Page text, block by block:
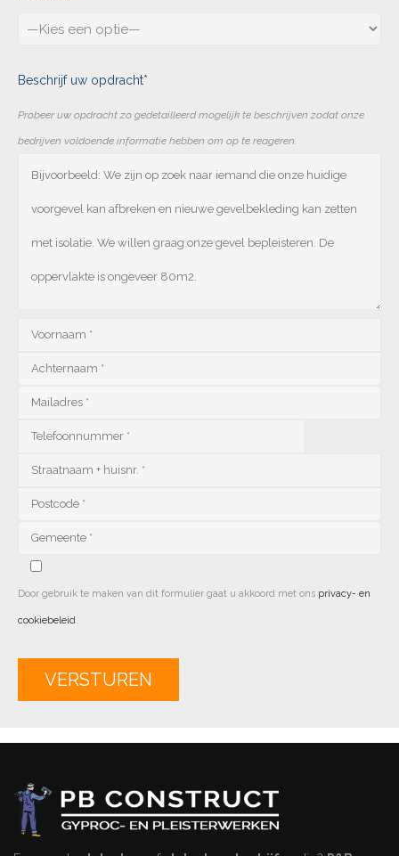
Beschrijf uw opdracht*
Probeer uw opdracht zo gedetailleerd mogelijk te beschrijven zodat onze
bedrijven voldoende informatie hebben om op te reageren.
Door gebruik te maken van dit formulier gaat u akkoord met ons privacy- en
cookiebeleid.